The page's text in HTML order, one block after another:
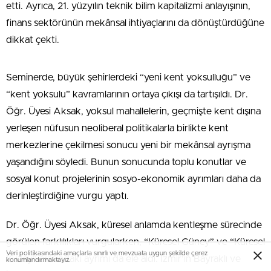
etti. Ayrıca, 21. yüzyılın teknik bilim kapitalizmi anlayışının,
finans sektörünün mekânsal ihtiyaçlarını da dönüştürdüğüne
dikkat çekti.
Seminerde, büyük şehirlerdeki “yeni kent yoksulluğu” ve
“kent yoksulu” kavramlarının ortaya çıkışı da tartışıldı. Dr.
Öğr. Üyesi Aksak, yoksul mahallelerin, geçmişte kent dışına
yerleşen nüfusun neoliberal politikalarla birlikte kent
merkezlerine çekilmesi sonucu yeni bir mekânsal ayrışma
yaşandığını söyledi. Bunun sonucunda toplu konutlar ve
sosyal konut projelerinin sosyo-ekonomik ayrımları daha da
derinleştirdiğine vurgu yaptı.
Dr. Öğr. Üyesi Aksak, küresel anlamda kentleşme sürecinde
görülen farklılıkları vurgularken, “Küresel Güney” ve “Küresel
Kuzey” arasındaki ayrımı da ele aldı. İzmir’in Bayraklı ve
Veri politikasındaki amaçlarla sınırlı ve mevzuata uygun şekilde çerez
konumlandırmaktayız.